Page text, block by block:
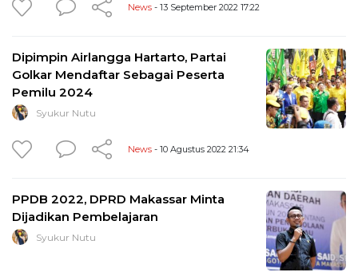
News - 13 September 2022 17:22
Dipimpin Airlangga Hartarto, Partai
Golkar Mendaftar Sebagai Peserta
Pemilu 2024
Syukur Nutu
News - 10 Agustus 2022 21:34
PPDB 2022, DPRD Makassar Minta
Dijadikan Pembelajaran
Syukur Nutu